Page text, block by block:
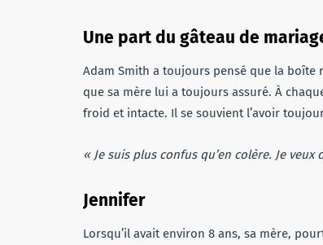
Une part du gâteau de
Adam Smith a toujours pensé que la boîte
que sa mère lui a toujours assuré. À
froid et intacte. Il se souvient l’avoir
« Je suis plus confus qu’en colère. Je veux
Jennifer
Lorsqu’il avait environ 8 ans, sa mère,